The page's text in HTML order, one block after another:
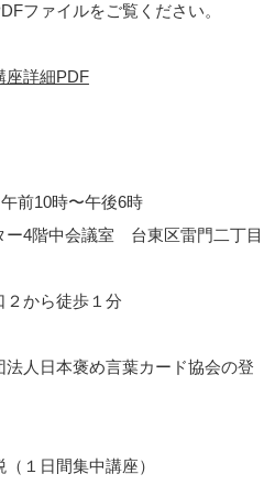
ファイルをご覧ください。
座詳細PDF
前10時〜午後6時
ー4階中会議室 台東区雷門二丁目
２から徒歩１分
法人日本褒め言葉カード協会の登
１日間集中講座）